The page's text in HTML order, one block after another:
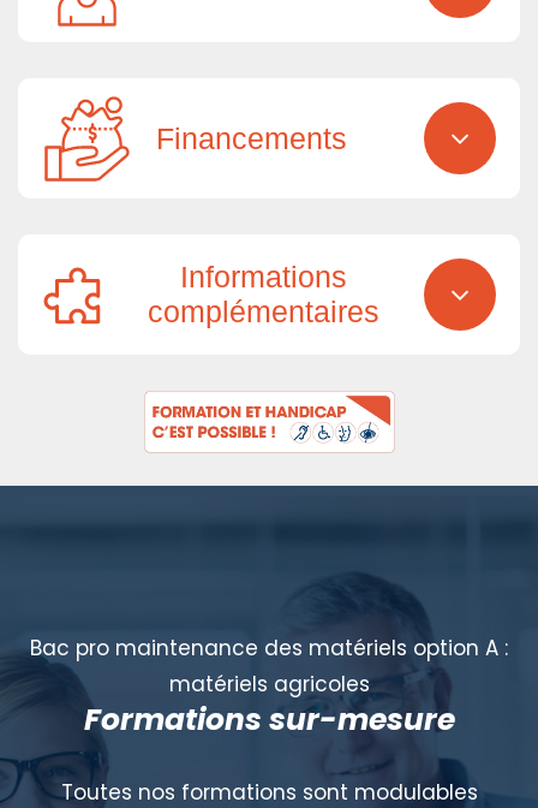
Financements
Informations
complémentaires
Bac pro maintenance des matériels option A :
matériels agricoles
Formations sur-mesure
Toutes nos formations sont modulables